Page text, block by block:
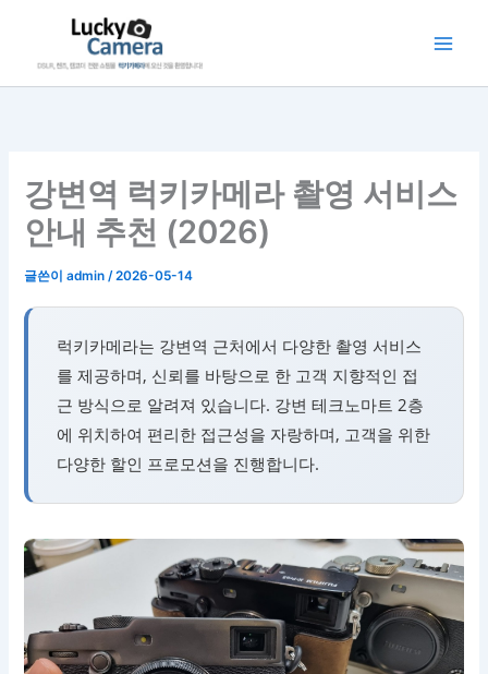
로
강변역 럭키카메라 촬영 서비스
안내 추천 (2026)
글쓴이admin/2026-05-14
럭키카메라는 강변역 근처에서 다양한 촬영 서비스
를 제공하며, 신뢰를 바탕으로 한 고객 지향적인 접
근 방식으로 알려져 있습니다. 강변 테크노마트 2층
에 위치하여 편리한 접근성을 자랑하며, 고객을 위한
다양한 할인 프로모션을 진행합니다.